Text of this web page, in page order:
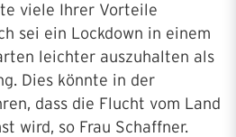
viele Ihrer Vorteile
sei ein Lockdown in einem
leichter auszuhalten als
Dies könnte in der
dass die Flucht vom Land
wird, so Frau Schaffner.